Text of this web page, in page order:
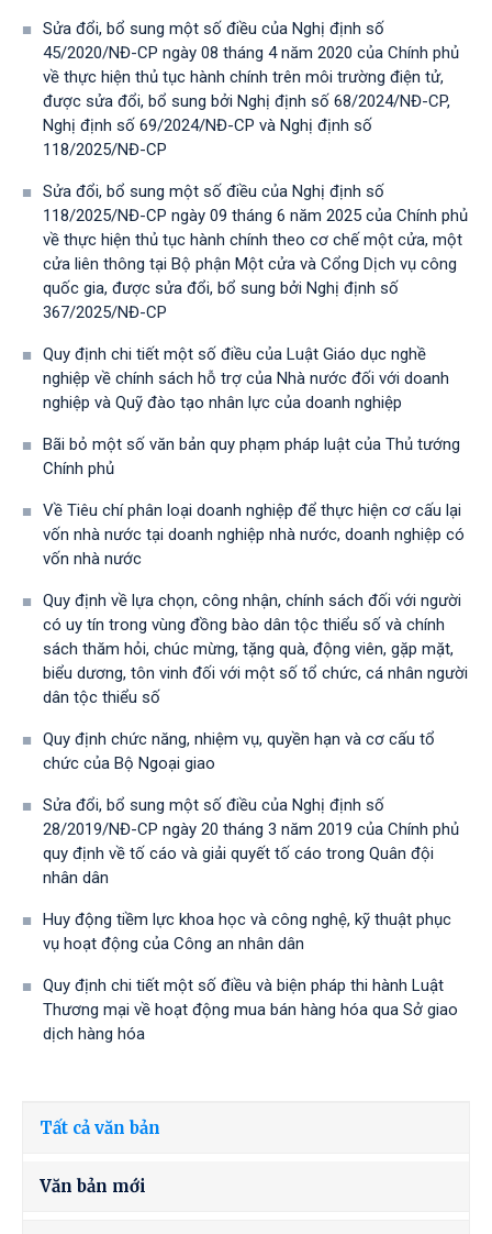
Sửa đổi, bổ sung một số điều của Nghị định số
45/2020/NĐ-CP ngày 08 tháng 4 năm 2020 của Chính phủ
về thực hiện thủ tục hành chính trên môi trường điện tử,
được sửa đổi, bổ sung bởi Nghị định số 68/2024/NĐ-CP,
Nghị định số 69/2024/NĐ-CP và Nghị định số
118/2025/NĐ-СР
Sửa đổi, bổ sung một số điều của Nghị định số
118/2025/NĐ-CP ngày 09 tháng 6 năm 2025 của Chính phủ
về thực hiện thủ tục hành chính theo cơ chế một cửa, một
cửa liên thông tại Bộ phận Một cửa và Cổng Dịch vụ công
quốc gia, được sửa đổi, bổ sung bởi Nghị định số
367/2025/NĐ-СР
Quy định chi tiết một số điều của Luật Giáo dục nghề
nghiệp về chính sách hỗ trợ của Nhà nước đối với doanh
nghiệp và Quỹ đào tạo nhân lực của doanh nghiệp
Bãi bỏ một số văn bản quy phạm pháp luật của Thủ tướng
Chính phủ
Về Tiêu chí phân loại doanh nghiệp để thực hiện cơ cấu lại
vốn nhà nước tại doanh nghiệp nhà nước, doanh nghiệp có
vốn nhà nước
Quy định về lựa chọn, công nhận, chính sách đối với người
có uy tín trong vùng đồng bào dân tộc thiểu số và chính
sách thăm hỏi, chúc mừng, tặng quà, động viên, gặp mặt,
biểu dương, tôn vinh đối với một số tổ chức, cá nhân người
dân tộc thiểu số
Quy định chức năng, nhiệm vụ, quyền hạn và cơ cấu tổ
chức của Bộ Ngoại giao
Sửa đổi, bổ sung một số điều của Nghị định số
28/2019/NĐ-CР ngày 20 tháng 3 năm 2019 của Chính phủ
quy định về tố cáo và giải quyết tố cáo trong Quân đội
nhân dân
Huy động tiềm lực khoa học và công nghệ, kỹ thuật phục
vụ hoạt động của Công an nhân dân
Quy định chi tiết một số điều và biện pháp thi hành Luật
Thương mại về hoạt động mua bán hàng hóa qua Sở giao
dịch hàng hóa
Tất cả văn bản
Văn bản mới